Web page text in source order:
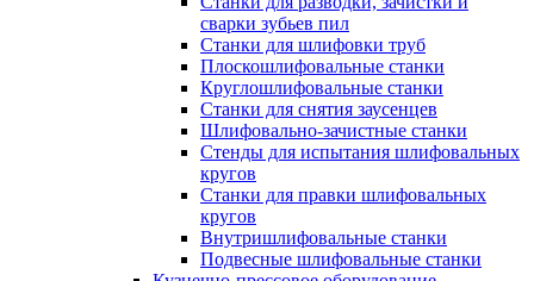
сварки зубьев пил
Станки для шлифовки труб
Плоскошлифовальные станки
Круглошлифовальные станки
Станки для снятия заусенцев
Шлифовально-зачистные станки
Стенды для испытания шлифовальных
кругов
Станки для правки шлифовальных
кругов
Внутришлифовальные станки
Подвесные шлифовальные станки